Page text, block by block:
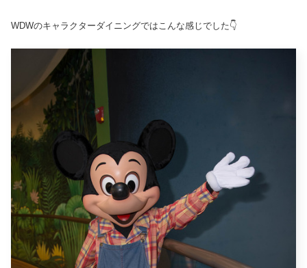
WDWのキャラクターダイニングではこんな感じでした👇